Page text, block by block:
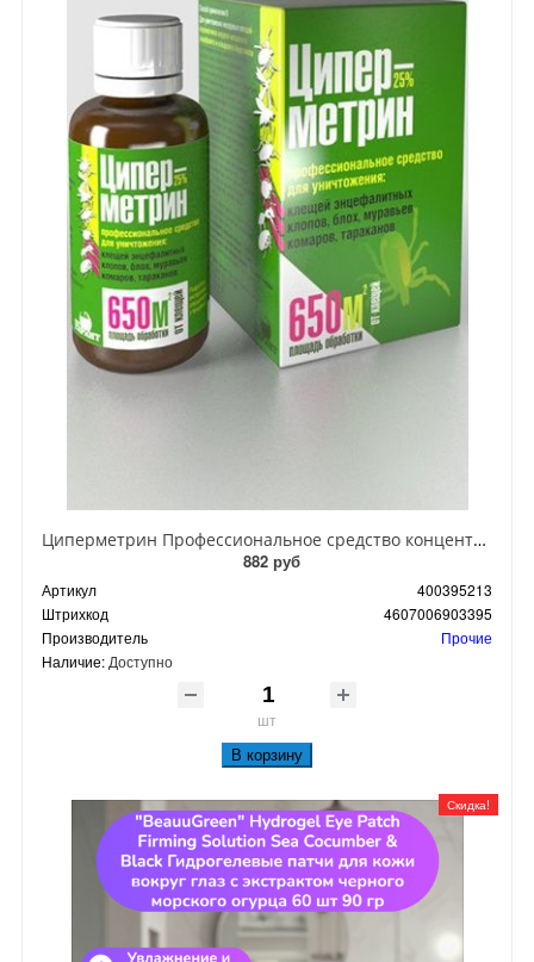
Циперметрин Профессиональное средство концентрат эмульсии 25% для уничтожения тараканов, мух,комаров, блох, клопов, муравьев, ос 50 мл
882 руб
Артикул
400395213
Штрихкод
4607006903395
Производитель
Прочие
Наличие: Доступно
шт
В корзину
Скидка!